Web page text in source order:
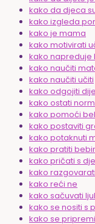
kako da djeca
kako izgleda
kako je mama
kako motivirati
kako napreduje
kako naučiti
kako naučiti učiti
kako odgojiti
kako ostati
kako pomoći
kako postaviti
kako potaknuti
kako pratiti
kako pričati s
kako
kako reći ne
kako sačuvati
kako se nositi s
kako se